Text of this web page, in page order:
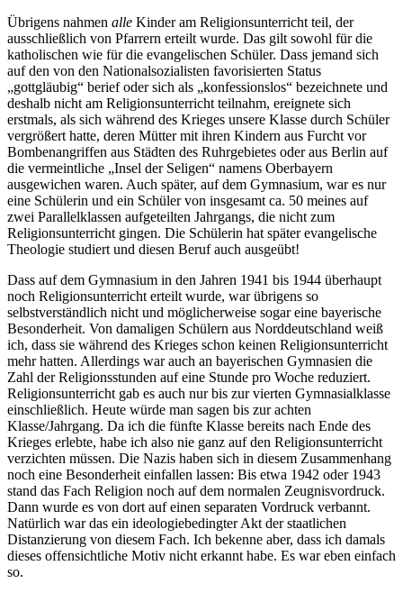
Übrigens nahmen alle Kinder am Religionsunterricht teil, der
ausschließlich von Pfarrern erteilt wurde. Das gilt sowohl für die
katholischen wie für die evangelischen Schüler. Dass jemand sich
auf den von den Nationalsozialisten favorisierten Status
gottgläubig
berief oder sich als konfessionslos
bezeichnete und
deshalb nicht am Religionsunterricht teilnahm, ereignete sich
erstmals, als sich während des Krieges unsere Klasse durch Schüler
vergrößert hatte, deren Mütter mit ihren Kindern aus Furcht vor
Bombenangriffen aus Städten des Ruhrgebietes oder aus Berlin auf
die vermeintliche
Insel der Seligen
namens Oberbayern
ausgewichen waren. Auch später, auf dem Gymnasium, war es nur
eine Schülerin und ein Schüler von insgesamt ca. 50 meines auf
zwei Parallelklassen aufgeteilten Jahrgangs, die nicht zum
Religionsunterricht gingen. Die Schülerin hat später evangelische
Theologie studiert und diesen Beruf auch ausgeübt!
Dass auf dem Gymnasium in den Jahren 1941 bis 1944 überhaupt
noch Religionsunterricht erteilt wurde, war übrigens so
selbstverständlich nicht und möglicherweise sogar eine bayerische
Besonderheit. Von damaligen Schülern aus Norddeutschland weiß
ich, dass sie während des Krieges schon keinen Religionsunterricht
mehr hatten. Allerdings war auch an bayerischen Gymnasien die
Zahl der Religionsstunden auf eine Stunde pro Woche reduziert.
Religionsunterricht gab es auch nur bis zur vierten Gymnasialklasse
einschließlich. Heute würde man sagen bis zur achten
Klasse/Jahrgang. Da ich die fünfte Klasse bereits nach Ende des
Krieges erlebte, habe ich also nie ganz auf den Religionsunterricht
verzichten müssen. Die Nazis haben sich in diesem Zusammenhang
noch eine Besonderheit einfallen lassen: Bis etwa 1942 oder 1943
stand das Fach Religion noch auf dem normalen Zeugnisvordruck.
Dann wurde es von dort auf einen separaten Vordruck verbannt.
Natürlich war das ein ideologiebedingter Akt der staatlichen
Distanzierung von diesem Fach. Ich bekenne aber, dass ich damals
dieses offensichtliche Motiv nicht erkannt habe. Es war eben einfach
so.